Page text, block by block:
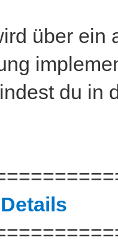
über ein
du in